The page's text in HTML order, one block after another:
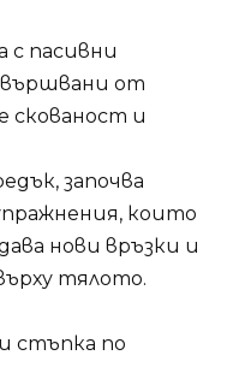
с пасивни
от
скованост и
започва
които
нови връзки и
тялото.
стъпка по